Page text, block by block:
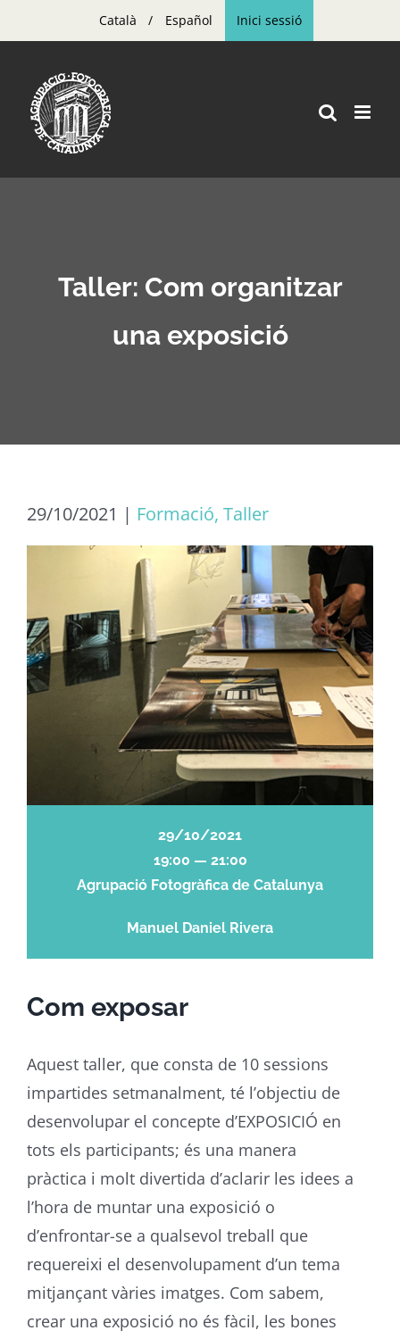
to
content
Català Español Inici sessió
Taller: Com organitzar
una exposició
29/10/2021 | Formació, Taller
Com exposar
Aquest taller, que consta de 10 sessions
impartides setmanalment, té l’objectiu de
desenvolupar el concepte d’EXPOSICIÓ en
tots els participants; és una manera
pràctica i molt divertida d’aclarir les idees a
l’hora de muntar una exposició o
d’enfrontar-se a qualsevol treball que
requereixi el desenvolupament d’un tema
mitjançant vàries imatges. Com sabem,
crear una exposició no és fàcil, les bones
29/10/2021
19:00 — 21:00
Agrupació Fotogràfica de Catalunya
Manuel Daniel Rivera